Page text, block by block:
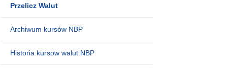
Przelicz Walut
Archiwum kursów NBP
Historia kursow walut NBP